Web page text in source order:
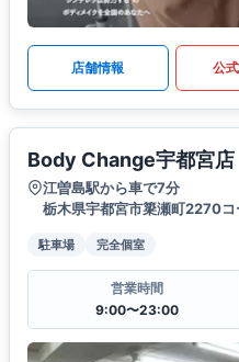
店舗情報 公
Body Change宇都宮店
江曽島駅から車で7分
栃木県宇都宮市簗瀬町2270
駐車場 完全個室
営業時間
9:00〜23:00